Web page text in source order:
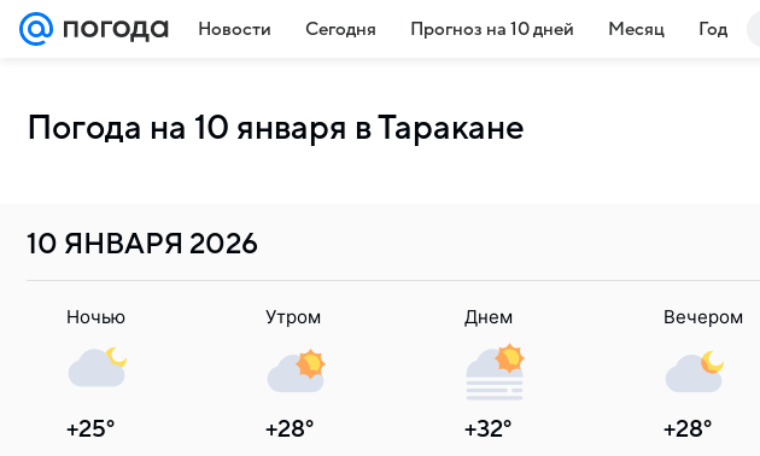
Новости Сегодня Прогноз на 10 дней Месяц Год
Погода на 10 января в Таракане
10 ЯНВАРЯ 2026
Ночью
+25°
Утром
+28°
Днем
+32°
Вечером
+28°